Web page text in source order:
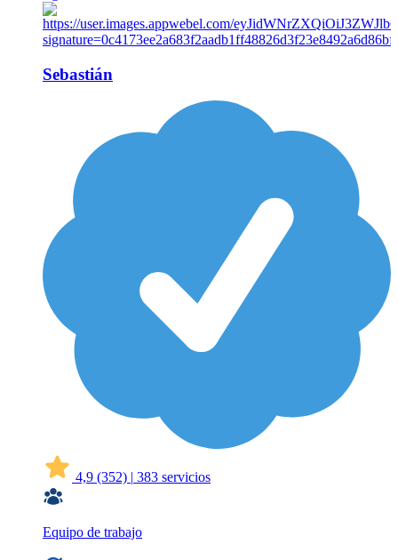
Sebastián
4,9 (352) | 383 servicios
Equipo de trabajo